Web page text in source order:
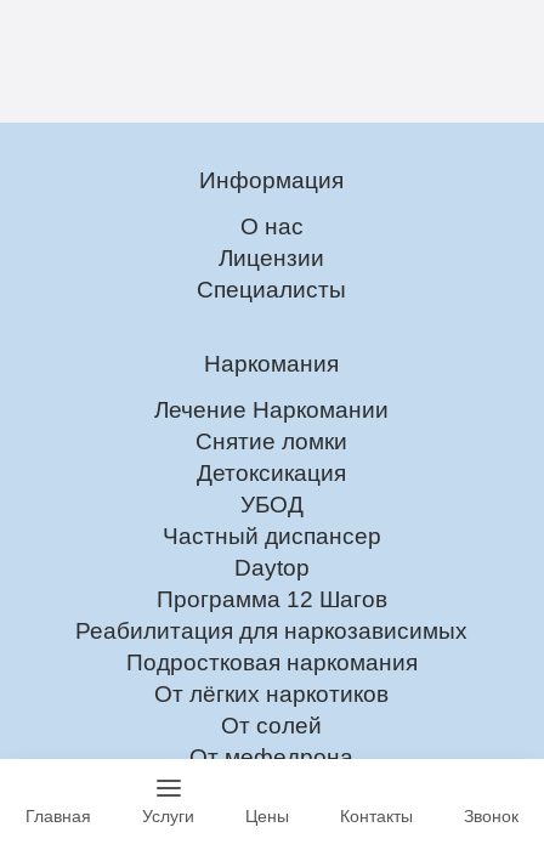
Информация
О нас
Лицензии
Специалисты
Наркомания
Лечение Наркомании
Снятие ломки
Детоксикация
УБОД
Частный диспансер
Daytop
Программа 12 Шагов
Реабилитация для наркозависимых
Подростковая наркомания
От лёгких наркотиков
От солей
От мефедрона
Лечение токсикомании
Главная Услуги Цены Контакты Звонок